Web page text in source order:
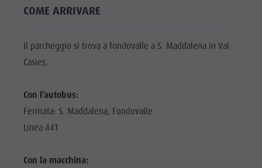
COME ARRIVARE
Il parcheggio si trova a fondovalle a S. Maddalena in Val
Casies.
Con l’autobus:
Fermata: S. Maddalena, Fondovalle
Linea 441
Con la macchina: